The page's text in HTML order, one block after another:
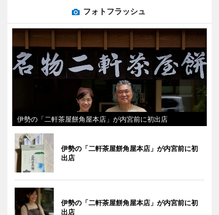
フォトフラッシュ
伊勢の「二軒茶屋餅角屋本店」が内宮前に初出店
伊勢の「二軒茶屋餅角屋本店」が内宮前に初
出店
伊勢の「二軒茶屋餅角屋本店」が内宮前に初
出店